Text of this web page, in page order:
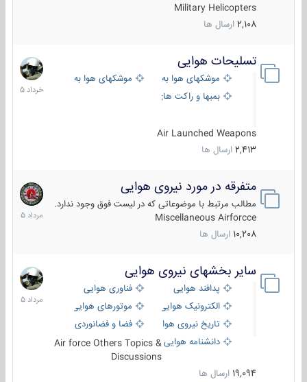
Military Helicopters
2,108 ارسال ها
تسلیحات هوایی
موشکهای هوا به هوا
موشکهای هوا به سطح
بمبها و راکت های هوایی
Air Launched Weapons
2,413 ارسال ها
30
خرداد
1405
متفرقه در مورد نیروی هوایی
مطالب مرتبط با موضوعاتی که در لیست فوق وجود ندارد.
Miscellaneous Airforcce
10,208 ارسال ها
7
مرداد
1405
سایر بخشهای نیروی هوایی
پدافند هوایی
فناوری هوایی
الکترونیک هوایی
موتورهای هوایی
تاریخ نیروی هوایی
فضا و فضانوردی
دانشنامه هواییAir force Others Topics &
Discussions
19,094 ارسال ها
2
مرداد
1405